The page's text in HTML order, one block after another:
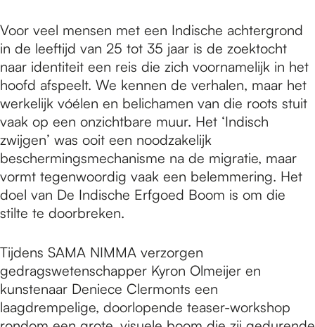
Voor veel mensen met een Indische achtergrond
in de leeftijd van 25 tot 35 jaar is de zoektocht
naar identiteit een reis die zich voornamelijk in het
hoofd afspeelt. We kennen de verhalen, maar het
werkelijk vóélen en belichamen van die roots stuit
vaak op een onzichtbare muur. Het ‘Indisch
zwijgen’ was ooit een noodzakelijk
beschermingsmechanisme na de migratie, maar
vormt tegenwoordig vaak een belemmering. Het
doel van De Indische Erfgoed Boom is om die
stilte te doorbreken.
Tijdens SAMA NIMMA verzorgen
gedragswetenschapper Kyron Olmeijer en
kunstenaar Deniece Clermonts een
laagdrempelige, doorlopende teaser-workshop